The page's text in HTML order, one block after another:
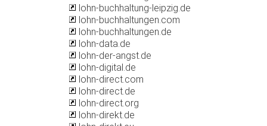
lohn-buchhaltung-leipzig.de
lohn-buchhaltungen.com
lohn-buchhaltungen.de
lohn-data.de
lohn-der-angst.de
lohn-digital.de
lohn-direct.com
lohn-direct.de
lohn-direct.org
lohn-direkt.de